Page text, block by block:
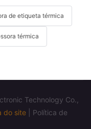
de etiqueta térmica
térmica
Technology Co.,
do site
Política de